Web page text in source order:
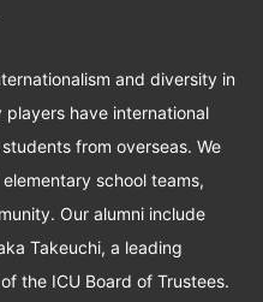
and diversity in
players have international
from overseas. We
school teams,
Our alumni include
Takeuchi, a leading
the ICU Board of Trustees.